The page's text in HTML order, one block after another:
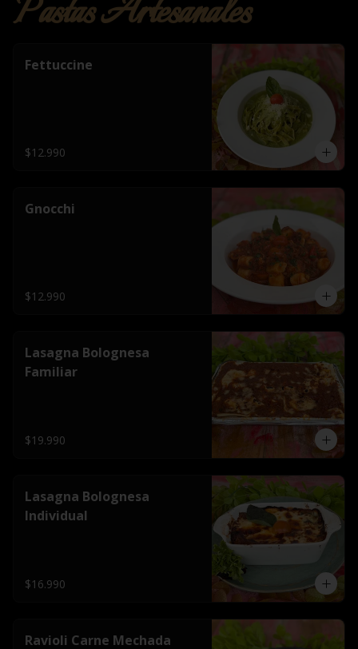
Pastas Artesanales
Fettuccine
$12.990
Gnocchi
$12.990
Lasagna Bolognesa
Familiar
$19.990
Lasagna Bolognesa
Individual
$16.990
Ravioli Carne Mechada